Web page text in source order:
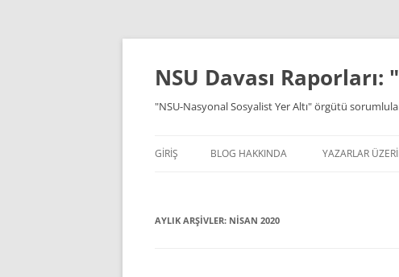
İçeriğe
NSU Davası
"NSU-Nasyonal Sosyalist Yer Altı" örgütü
GIRIŞ BLOG HAKKINDA YAZARLAR
AYLIK ARŞIVLER: NISAN 2020